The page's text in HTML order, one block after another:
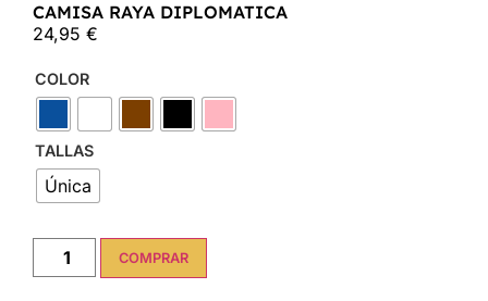
CAMISA RAYA DIPLOMATICA
24,95 €
COLOR
TALLAS
Única
COMPRAR